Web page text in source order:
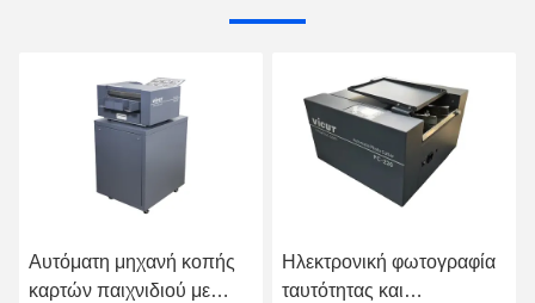
Αυτόματη μηχανή κοπής
καρτών παιχνιδιού με
Ηλεκτρονική φωτογραφία
ταυτότητας και